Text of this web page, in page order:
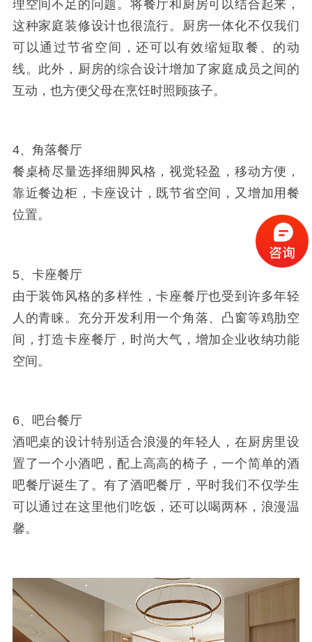
理空间不足的问题。将餐厅和厨房可以结合起来，
这种家庭装修设计也很流行。厨房一体化不仅我们
可以通过节省空间，还可以有效缩短取餐、的动
线。此外，厨房的综合设计增加了家庭成员之间的
互动，也方便父母在烹饪时照顾孩子。
4、角落餐厅
餐桌椅尽量选择细脚风格，视觉轻盈，移动方便，
靠近餐边柜，卡座设计，既节省空间，又增加用餐
位置。
5、卡座餐厅
由于装饰风格的多样性，卡座餐厅也受到许多年轻
人的青睐。充分开发利用一个角落、凸窗等鸡肋空
间，打造卡座餐厅，时尚大气，增加企业收纳功能
空间。
6、吧台餐厅
酒吧桌的设计特别适合浪漫的年轻人，在厨房里设
置了一个小酒吧，配上高高的椅子，一个简单的酒
吧餐厅诞生了。有了酒吧餐厅，平时我们不仅学生
可以通过在这里他们吃饭，还可以喝两杯，浪漫温
馨。